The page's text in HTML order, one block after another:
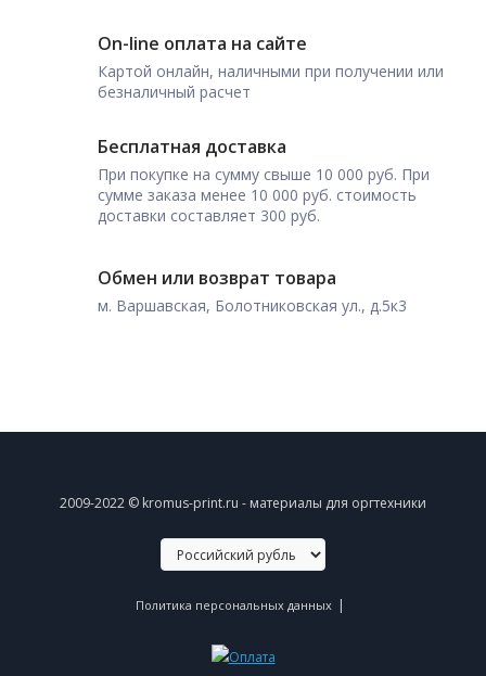
On-line оплата на сайте
Картой онлайн, наличными при получении или
безналичный расчет
Бесплатная доставка
При покупке на сумму свыше 10 000 руб. При
сумме заказа менее 10 000 руб. стоимость
доставки составляет 300 руб.
Обмен или возврат товара
м. Варшавская, Болотниковская ул., д.5к3
2009-2022 © kromus-print.ru - материалы для оргтехники
Политика персональных данных |